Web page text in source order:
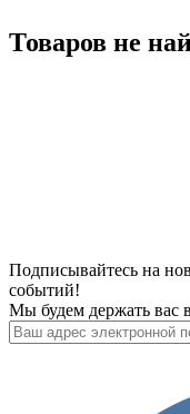
Товаров не
Подписывайтесь на
событий!
Мы будем держать вас